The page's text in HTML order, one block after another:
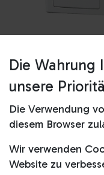
WWR860WPS
Lotosweiß
Die Wahrung
unsere
Die Verwendung
diesem Browser
Wir verwenden
Website zu